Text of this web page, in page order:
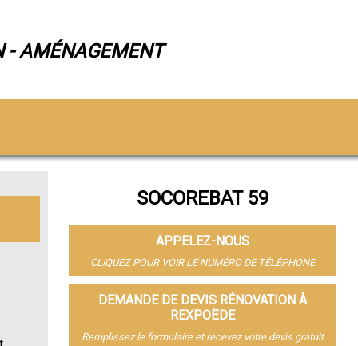
- AMÉNAGEMENT
SOCOREBAT 59
APPELEZ-NOUS
CLIQUEZ POUR VOIR LE NUMÉRO DE TÉLÉPHONE
DEMANDE DE DEVIS RÉNOVATION À
REXPOËDE
Remplissez le formulaire et recevez votre devis gratuit